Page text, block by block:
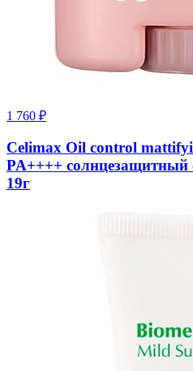
1 760 ₽
Celimax Oil control
PA++++
19г